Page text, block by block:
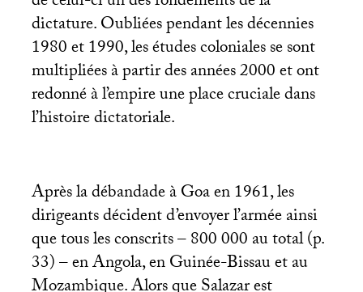
dictature. Oubliées pendant les décennies
1980 et 1990, les études coloniales se sont
multipliées à partir des années 2000 et ont
redonné à l’empire une place cruciale dans
l’histoire dictatoriale.
Après la débandade à Goa en 1961, les
dirigeants décident d’envoyer l’armée ainsi
que tous les conscrits – 800 000 au total (p.
33) – en Angola, en Guinée-Bissau et au